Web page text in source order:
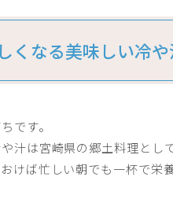
くなる美味しい冷
です。
汁は宮崎県の郷土料理とし
けば忙しい朝でも一杯で栄